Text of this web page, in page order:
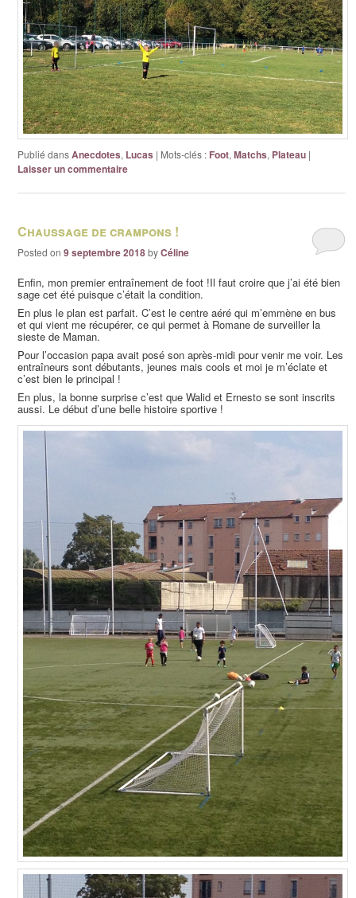
Publié dansAnecdotes, Lucas | Mots-clés : Foot,Matchs, Plateau |
Laisser un commentaire
Chaussage de crampons !
Posted on9 septembre 2018byCéline
Enfin, mon premier entraînement de foot !Il faut croire que j’ai été bien
sage cet été puisque c’était la condition.
En plus le plan est parfait. C’est le centre aéré qui m’emmène en bus
et qui vient me récupérer, ce qui permet à Romane de surveiller la
sieste de Maman.
Pour l’occasion papa avait posé son après-midi pour venir me voir. Les
entraîneurs sont débutants, jeunes mais cools et moi je m’éclate et
c’est bien le principal !
En plus, la bonne surprise c’est que Walid et Ernesto se sont inscrits
aussi. Le début d’une belle histoire sportive !